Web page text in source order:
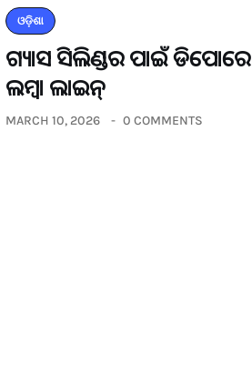
ଓଡ଼ିଶା
ଗ୍ୟାସ ସିଲିଣ୍ଡର ପାଇଁ ଡିପୋରେ
ଲମ୍ବା ଲାଇନ୍
MARCH 10, 2026 0 COMMENTS